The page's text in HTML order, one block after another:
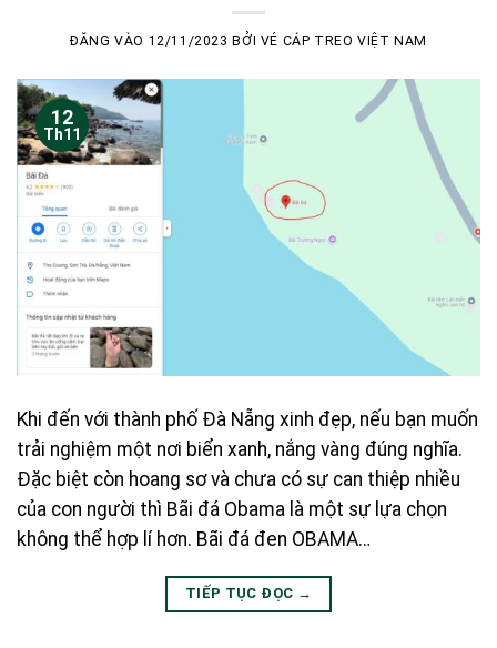
ĐĂNG VÀO 12/11/2023 BỞI VÉ CÁP TREO VIỆT NAM
12
Th11
Khi đến với thành phố Đà Nẵng xinh đẹp, nếu bạn muốn
trải nghiệm một nơi biển xanh, nắng vàng đúng nghĩa.
Đặc biệt còn hoang sơ và chưa có sự can thiệp nhiều
của con người thì Bãi đá Obama là một sự lựa chọn
không thể hợp lí hơn. Bãi đá đen OBAMA…
TIẾP TỤC ĐỌC →